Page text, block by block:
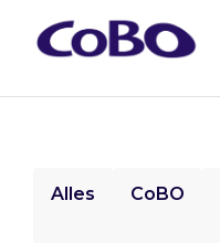
Alles CoBO